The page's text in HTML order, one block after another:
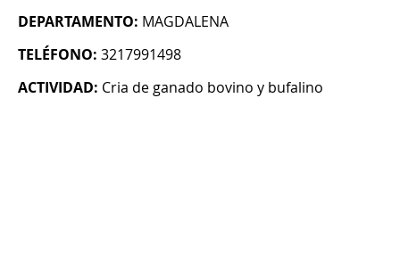
DEPARTAMENTO: MAGDALENA
TELÉFONO: 3217991498
ACTIVIDAD: Cria de ganado bovino y bufalino